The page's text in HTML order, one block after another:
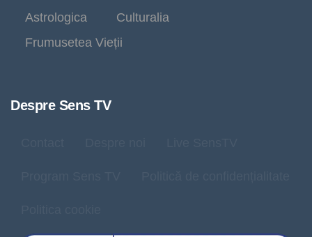
Astrologica
Culturalia
Frumusetea Vieții
Despre Sens TV